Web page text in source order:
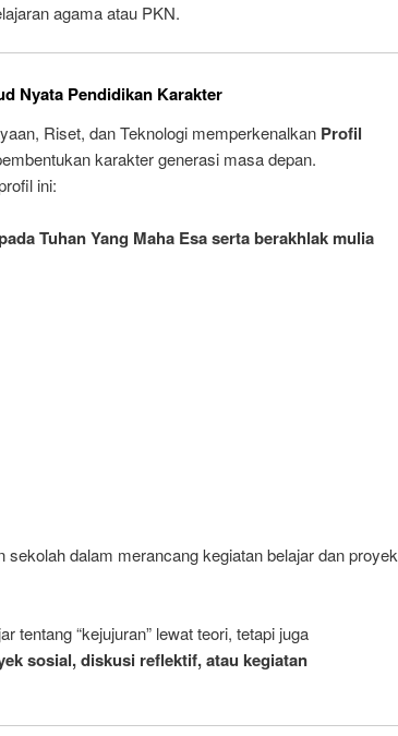
agama atau PKN.
Nyata Pendidikan Karakter
Riset, dan Teknologi memperkenalkan Profil
karakter generasi masa depan.
ini:
Tuhan Yang Maha Esa serta berakhlak mulia
sekolah dalam merancang kegiatan belajar dan proyek
tentang “kejujuran” lewat teori, tetapi juga
sosial, diskusi reflektif, atau kegiatan